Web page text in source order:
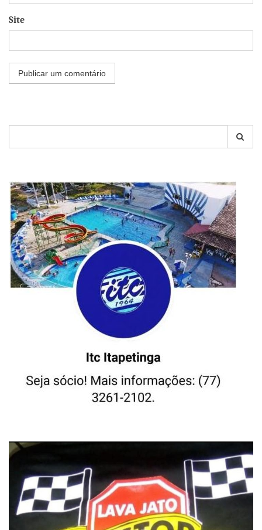
Site
por: